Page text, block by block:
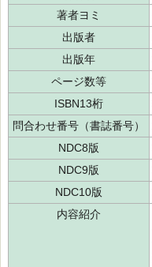
著者ヨミ
出版者
出版年
ページ数等
ISBN13桁
問合わせ番号（書誌番号）
NDC8版
NDC9版
NDC10版
内容紹介